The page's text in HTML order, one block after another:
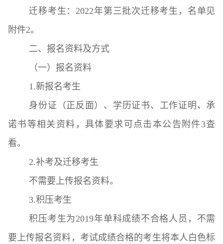
迁移考生：2022年第三批次迁移考生，名单见
附件2。
二、报名资料及方式
（一）报名资料
1.新报名考生
身份证（正反面）、学历证书、工作证明、承
诺书等相关资料，具体要求可点击本公告附件3查
看。
2.补考及迁移考生
不需要上传报名资料。
3.积压考生
积压考生为2019年单科成绩不合格人员，不需
要上传报名资料，考试成绩合格的考生将本人白色标